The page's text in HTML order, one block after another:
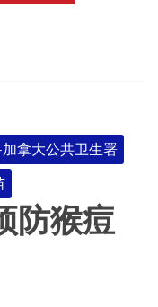
拿大公共卫生署
防猴痘